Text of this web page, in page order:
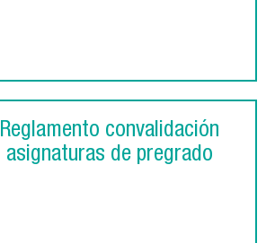
Reglamento convalidación
asignaturas de pregrado